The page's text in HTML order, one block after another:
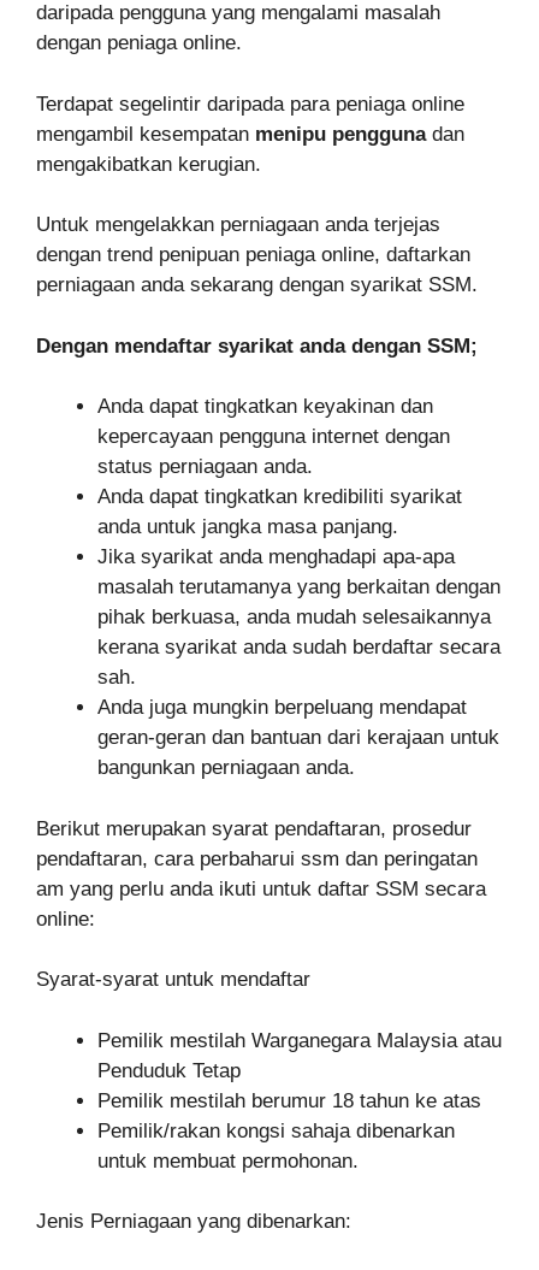
daripada pengguna yang mengalami masalah
dengan peniaga online.
Terdapat segelintir daripada para peniaga online
mengambil kesempatan menipu penggunadan
mengakibatkan kerugian.
Untuk mengelakkan perniagaan anda terjejas
dengan trend penipuan peniaga online, daftarkan
perniagaan anda sekarang dengan syarikat SSM.
Dengan mendaftar syarikat anda dengan SSM;
Anda dapat tingkatkan keyakinan dan
kepercayaan pengguna internet dengan
status perniagaan anda.
Anda dapat tingkatkan kredibiliti syarikat
anda untuk jangka masa panjang.
Jika syarikat anda menghadapi apa-apa
masalah terutamanya yang berkaitan dengan
pihak berkuasa, anda mudah selesaikannya
kerana syarikat anda sudah berdaftar secara
sah.
Anda juga mungkin berpeluang mendapat
geran-geran dan bantuan dari kerajaan untuk
bangunkan perniagaan anda.
Berikut merupakan syarat pendaftaran, prosedur
pendaftaran, cara perbaharui ssm dan peringatan
am yang perlu anda ikuti untuk daftar SSM secara
online:
Syarat-syarat untuk mendaftar
Pemilik mestilah Warganegara Malaysia atau
Penduduk Tetap
Pemilik mestilah berumur 18 tahun ke atas
Pemilik/rakan kongsi sahaja dibenarkan
untuk membuat permohonan.
Jenis Perniagaan yang dibenarkan: